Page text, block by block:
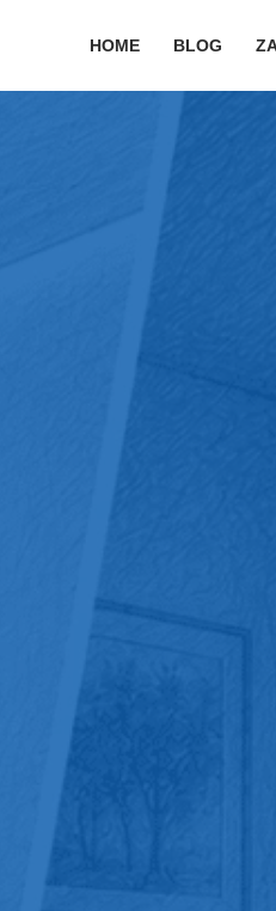
HOME BLOG